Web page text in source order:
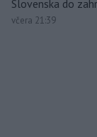
Slovenska do
včera 21:39